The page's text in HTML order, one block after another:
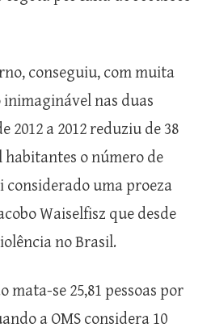
conseguiu, com muita
inimaginável nas duas
2012 a 2012 reduziu de 38
habitantes o número de
considerado uma proeza
Waiselfisz que desde
no Brasil.
mata-se 25,81 pessoas por
a OMS considera 10